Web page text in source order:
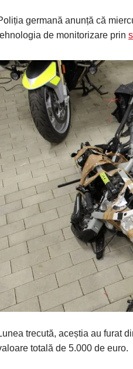
germană anunță că
de monitorizare prin
trecută, aceștia au furat
totală de 5.000 de euro.